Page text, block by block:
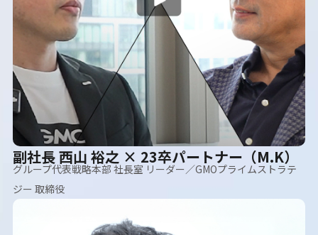
副社長 西山 裕之 × 23卒パートナー（M.K）
グループ代表戦略本部 社長室 リーダー／GMOプライムストラテ
ジー 取締役